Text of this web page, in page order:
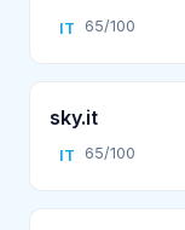
IT 65/100
sky.it
IT 65/100